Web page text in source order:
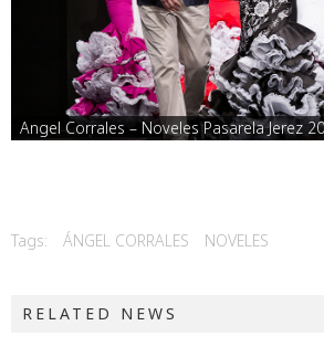
Angel Corrales – Noveles Pasarela Jerez
Tags: ÁNGEL CORRALES NOVELES
RELATED NEWS